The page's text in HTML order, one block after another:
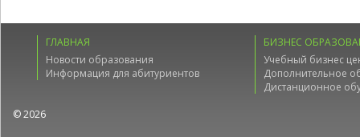
ГЛАВНАЯ
Новости образования
Информация для абитуриентов
БИЗНЕС
Учебный бизнес
Дополнительное
Дистанционное
© 2026